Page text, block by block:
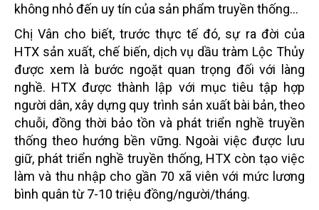
không nhỏ đến uy tín của sản phẩm truyền thống…
Chị Vân cho biết, trước thực tế đó, sự ra đời của
HTX sản xuất, chế biến, dịch vụ dầu tràm Lộc Thủy
được xem là bước ngoặt quan trọng đối với làng
nghề. HTX được thành lập với mục tiêu tập hợp
người dân, xây dựng quy trình sản xuất bài bản, theo
chuỗi, đồng thời bảo tồn và phát triển nghề truyền
thống theo hướng bền vững. Ngoài việc được lưu
giữ, phát triển nghề truyền thống, HTX còn tạo việc
làm và thu nhập cho gần 70 xã viên với mức lương
bình quân từ 7-10 triệu đồng/người/tháng.